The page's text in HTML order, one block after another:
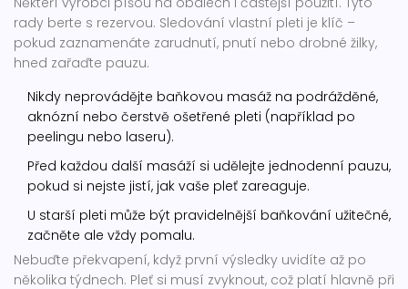
rady berte s rezervou. Sledování vlastní pleti je klíč –
pokud zaznamenáte zarudnutí, pnutí nebo drobné žilky,
hned zařaďte pauzu.
Nikdy neprovádějte baňkovou masáž na podrážděné,
aknózní nebo čerstvě ošetřené pleti (například po
peelingu nebo laseru).
Před každou další masáží si udělejte jednodenní pauzu,
pokud si nejste jistí, jak vaše pleť zareaguje.
U starší pleti může být pravidelnější baňkování užitečné,
začněte ale vždy pomalu.
Nebuďte překvapení, když první výsledky uvidíte až po
několika týdnech. Pleť si musí zvyknout, což platí hlavně při